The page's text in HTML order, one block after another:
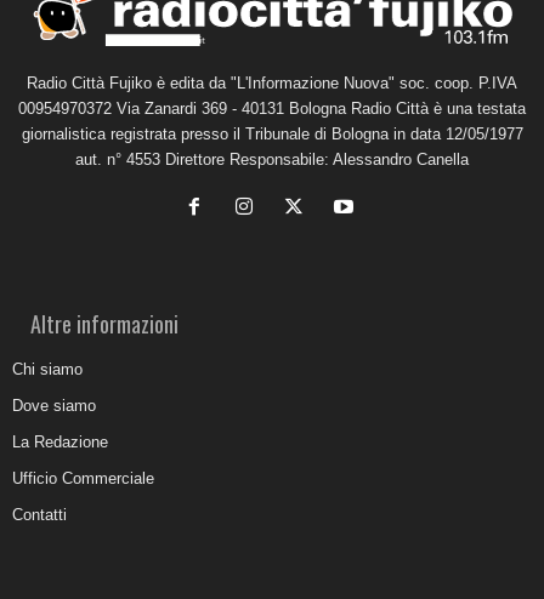
Radio Città Fujiko è edita da "L'Informazione Nuova" soc. coop. P.IVA
00954970372 Via Zanardi 369 - 40131 Bologna Radio Città è una testata
giornalistica registrata presso il Tribunale di Bologna in data 12/05/1977
aut. n° 4553 Direttore Responsabile: Alessandro Canella
Altre informazioni
Chi siamo
Dove siamo
La Redazione
Ufficio Commerciale
Contatti